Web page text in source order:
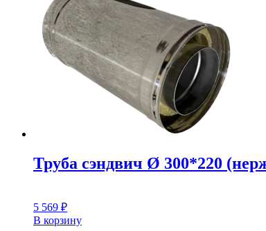
Труба сэндвич Ø 300*220
5 569 ₽
В корзину